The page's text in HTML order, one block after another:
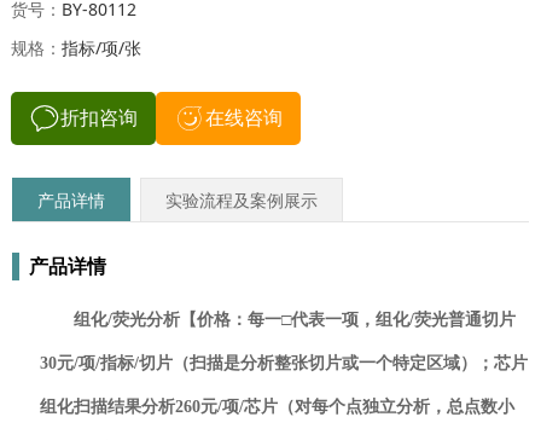
货号： BY-80112
规格： 指标/项/张
折扣咨询 在线咨询
产品详情 实验流程及案例展示
产品详情
组化/荧光分析【价格：每一□代表一项，组化/荧光普通切片
30元/项/指标/切片（扫描是分析整张切片或一个特定区域）；芯片
组化扫描结果分析260元/项/芯片（对每个点独立分析，总点数小